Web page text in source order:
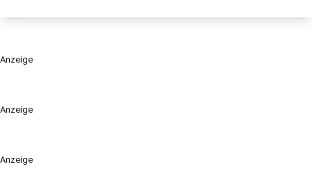
Anzeige
Anzeige
Anzeige